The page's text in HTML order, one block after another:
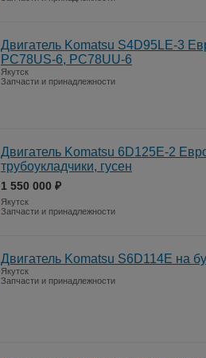
Двигатель Komatsu S4D95LE-3
PC78US-6, PC78UU-6
Якутск
Запчасти и принадлежности
Двигатель Komatsu 6D125E-2
трубоукладчики, гусен
1 550 000 ₽
Якутск
Запчасти и принадлежности
Двигатель Komatsu S6D114E на
Якутск
Запчасти и принадлежности